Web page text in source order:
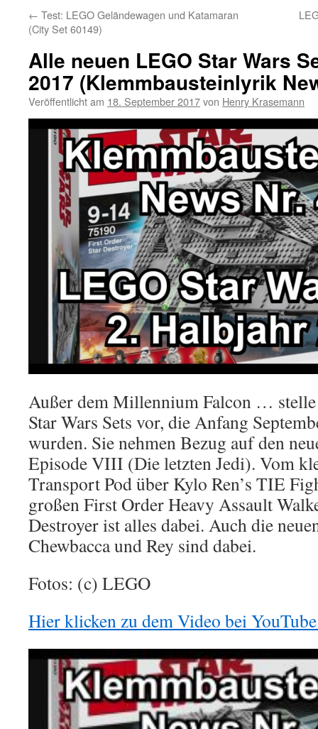
← Test: LEGO Geländewagen und Katamaran
(City Set 60149)
Alle neuen LEGO Star Wars
2017 (Klemmbausteinlyrik
Veröffentlicht am 18. September 2017von Henry Krasemann
Außer dem Millennium Falcon …
Star Wars Sets vor, die Anfang
wurden. Sie nehmen Bezug auf den
Episode VIII (Die letzten Jedi). Vom
Transport Pod über Kylo Ren’s TIE
großen First Order Heavy Assault
Destroyer ist alles dabei. Auch die
Chewbacca und Rey sind dabei.
Fotos: (c) LEGO
Hier klicken zu dem Video bei
Video-
Player